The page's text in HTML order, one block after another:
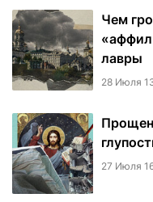
Чем
лавры
28 Июля
27 Июля